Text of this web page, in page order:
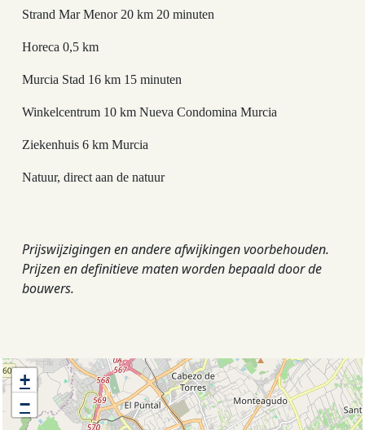
Strand Mar Menor 20 km 20 minuten
Horeca 0,5 km
Murcia Stad 16 km 15 minuten
Winkelcentrum 10 km Nueva Condomina Murcia
Ziekenhuis 6 km Murcia
Natuur, direct aan de natuur
Prijswijzigingen en andere afwijkingen voorbehouden.
Prijzen en definitieve maten worden bepaald door de
bouwers.
+
−